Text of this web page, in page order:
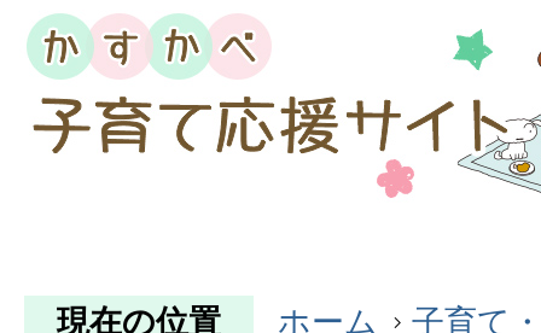
現在の位置 ホーム 子育て